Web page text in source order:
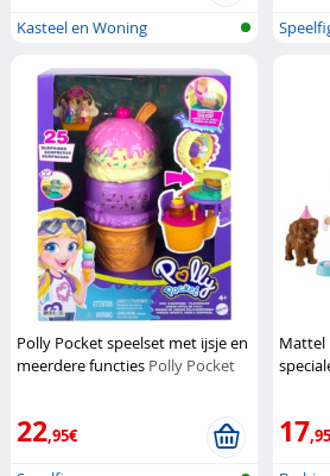
Kasteel en Woning
Polly Pocket speelset met ijsje en
meerdere functies Polly Pocket
22,95€
Mattel
17